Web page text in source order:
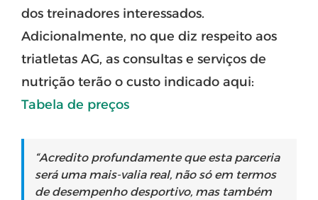
dos treinadores interessados.
Adicionalmente, no que diz respeito aos
triatletas AG, as consultas e serviços de
nutrição terão o custo indicado aqui:
Tabela de preços
“Acredito profundamente que esta parceria
será uma mais-valia real, não só em termos
de desempenho desportivo, mas também